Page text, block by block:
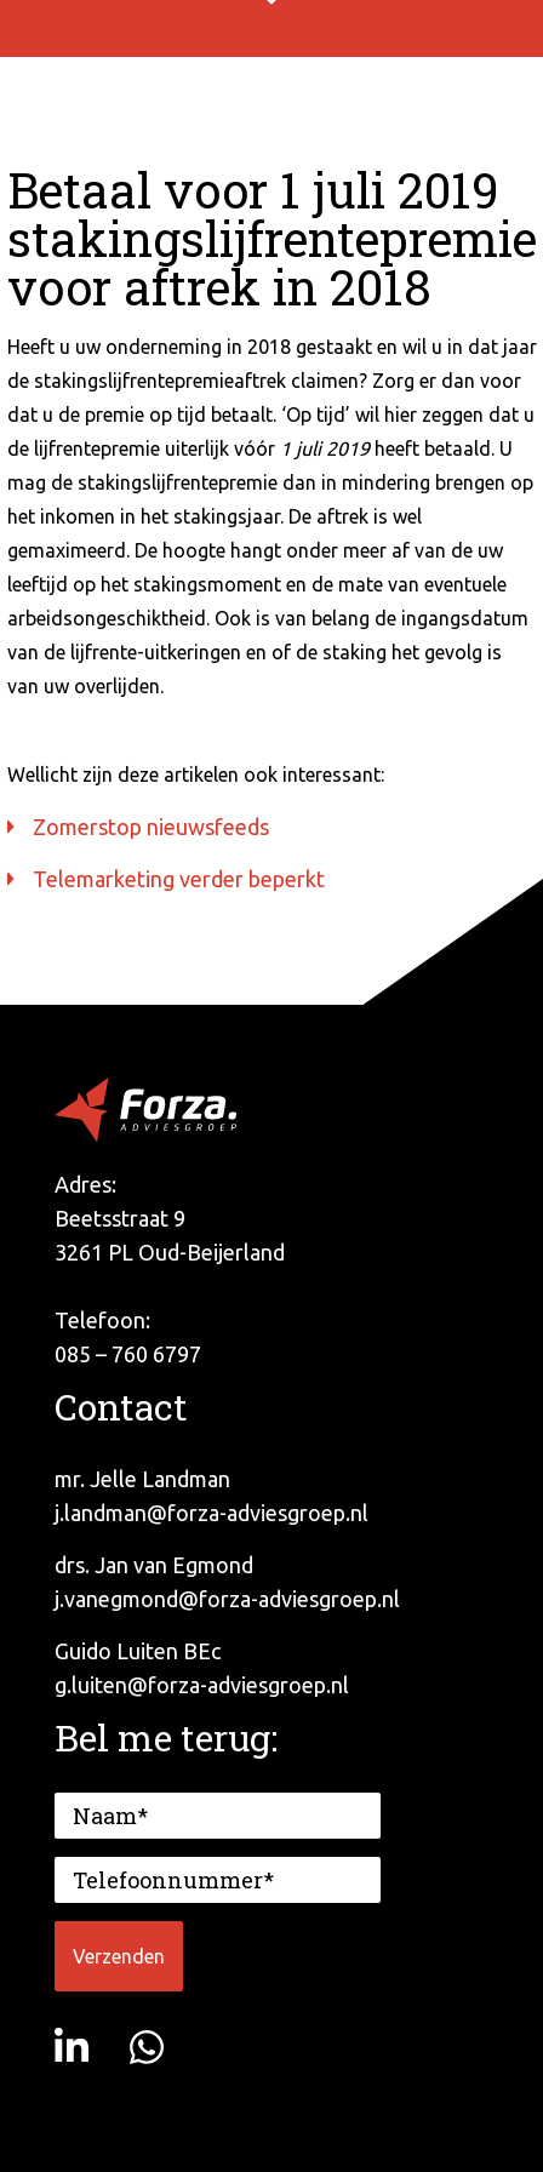
Betaal voor 1 juli 2019
stakingslijfrentepremie
voor aftrek in 2018
Heeft u uw onderneming in 2018 gestaakt en wil u in dat jaar
de stakingslijfrentepremieaftrek claimen? Zorg er dan voor
dat u de premie op tijd betaalt. ‘Op tijd’ wil hier zeggen dat u
de lijfrentepremie uiterlijk vóór 1 juli 2019heeft betaald. U
mag de stakingslijfrentepremie dan in mindering brengen op
het inkomen in het stakingsjaar. De aftrek is wel
gemaximeerd. De hoogte hangt onder meer af van de uw
leeftijd op het stakingsmoment en de mate van eventuele
arbeidsongeschiktheid. Ook is van belang de ingangsdatum
van de lijfrente-uitkeringen en of de staking het gevolg is
van uw overlijden.
Wellicht zijn deze artikelen ook interessant:
Zomerstop nieuwsfeeds
Telemarketing verder beperkt
Adres:
Beetsstraat 9
3261 PL Oud-Beijerland
Telefoon:
085 – 760 6797
Contact
mr. Jelle Landman
j.landman@forza-adviesgroep.nl
drs. Jan van Egmond
j.vanegmond@forza-adviesgroep.nl
Guido Luiten BEc
g.luiten@forza-adviesgroep.nl
Bel me terug: